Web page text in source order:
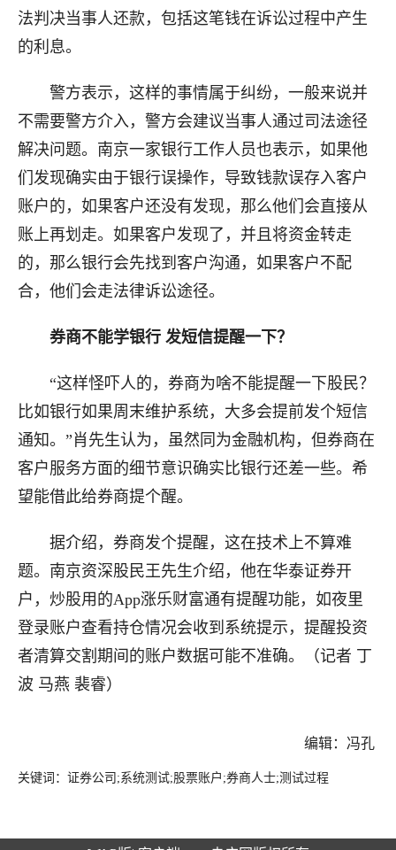
法判决当事人还款，包括这笔钱在诉讼过程中产生
的利息。
警方表示，这样的事情属于纠纷，一般来说并
不需要警方介入，警方会建议当事人通过司法途径
解决问题。南京一家银行工作人员也表示，如果他
们发现确实由于银行误操作，导致钱款误存入客户
账户的，如果客户还没有发现，那么他们会直接从
账上再划走。如果客户发现了，并且将资金转走
的，那么银行会先找到客户沟通，如果客户不配
合，他们会走法律诉讼途径。
券商不能学银行 发短信提醒一下？
“这样怪吓人的，券商为啥不能提醒一下股民？
比如银行如果周末维护系统，大多会提前发个短信
通知。”肖先生认为，虽然同为金融机构，但券商在
客户服务方面的细节意识确实比银行还差一些。希
望能借此给券商提个醒。
据介绍，券商发个提醒，这在技术上不算难
题。南京资深股民王先生介绍，他在华泰证券开
户，炒股用的App涨乐财富通有提醒功能，如夜里
登录账户查看持仓情况会收到系统提示，提醒投资
者清算交割期间的账户数据可能不准确。（记者 丁
波 马燕 裴睿）
编辑：冯孔
关键词：证券公司;系统测试;股票账户;券商人士;测试过程